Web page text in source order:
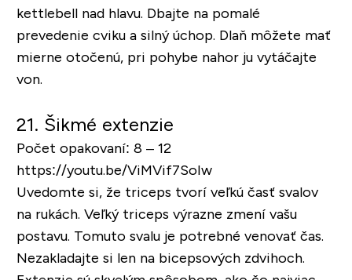
kettlebell nad hlavu. Dbajte na pomalé
prevedenie cviku a silný úchop. Dlaň môžete mať
mierne otočenú, pri pohybe nahor ju vytáčajte
von.
21. Šikmé extenzie
Počet opakovaní: 8 – 12
https://youtu.be/ViMVif7SoIw
Uvedomte si, že triceps tvorí veľkú časť svalov
na rukách. Veľký triceps výrazne zmení vašu
postavu. Tomuto svalu je potrebné venovať čas.
Nezakladajte si len na bicepsových zdvihoch.